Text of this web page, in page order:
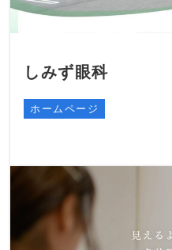
しみず眼科
ホームページ